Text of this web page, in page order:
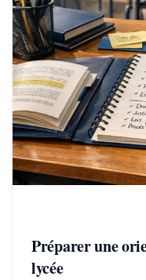
Préparer une
lycée